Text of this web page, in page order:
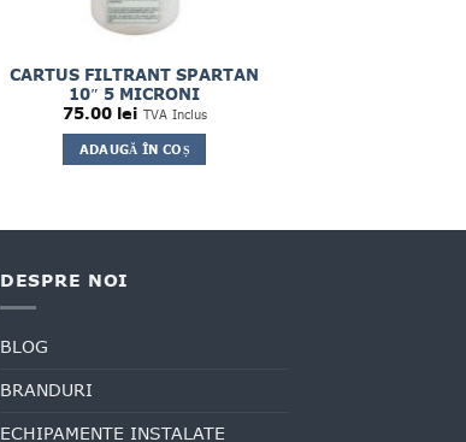
CARTUS FILTRANT SPARTAN
10″ 5 MICRONI
75.00 lei TVA Inclus
ADAUGĂ ÎN COȘ
DESPRE NOI
BLOG
BRANDURI
ECHIPAMENTE INSTALATE